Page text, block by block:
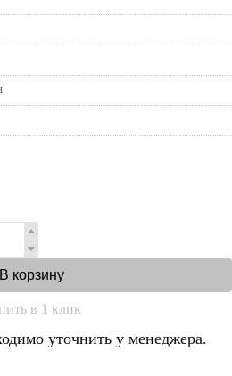
В корзину
в 1 клик
уточнить у менеджера.